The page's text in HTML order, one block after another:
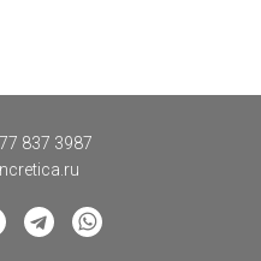
837 3987